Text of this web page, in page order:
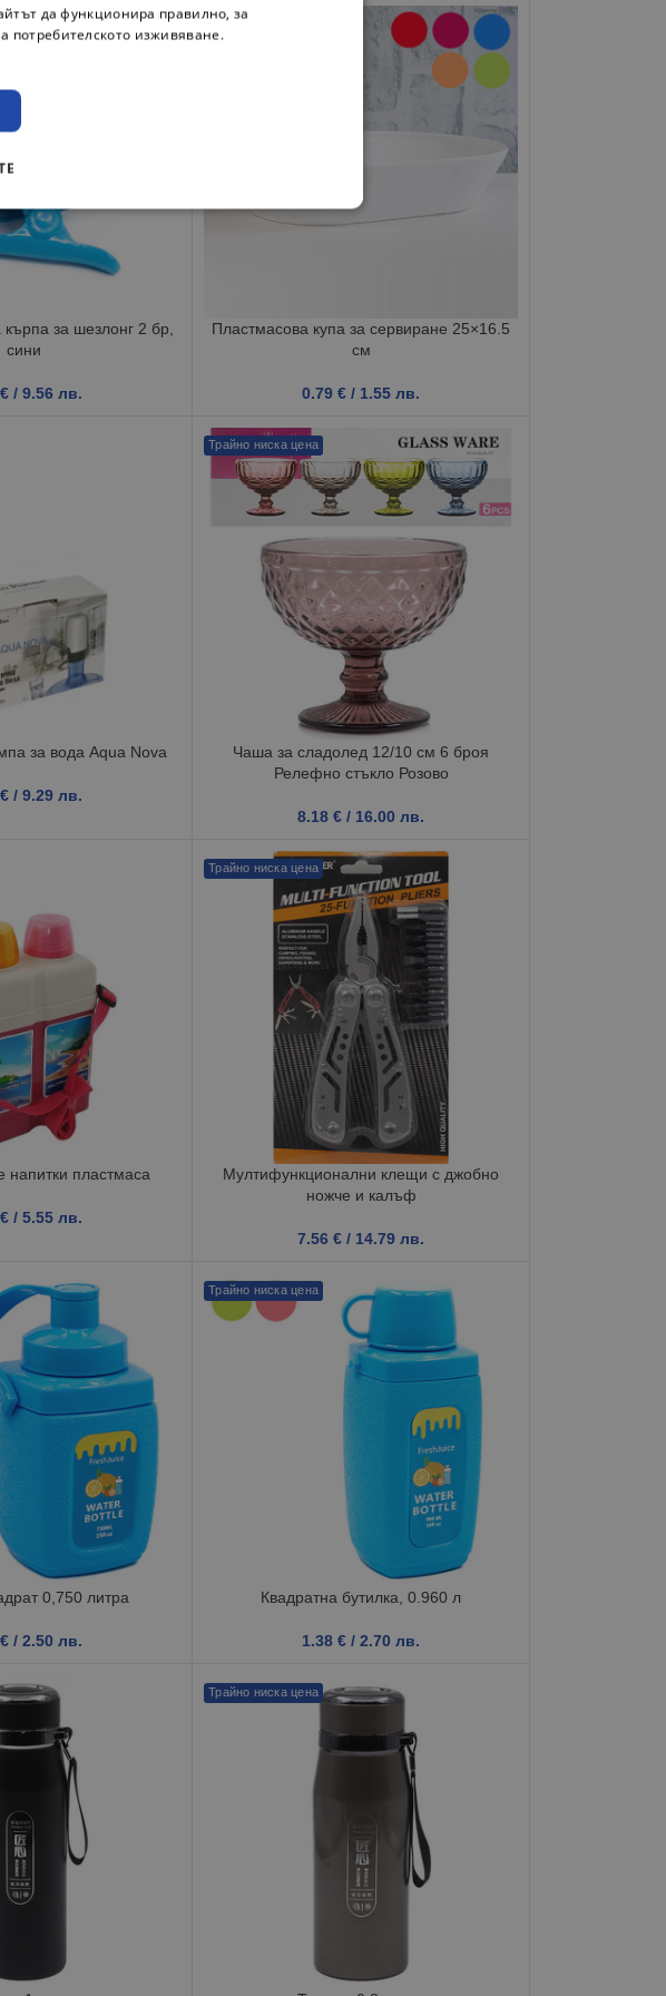
за шезлонг 2 бр,
сини
€ / 9.56 лв.
Пластмасова купа за сервиране 25×16.5
см
0.79€ / 1.55 лв.
за вода Aqua Nova
€ / 9.29 лв.
Трайно ниска цена
Чаша за сладолед 12/10 см 6 броя
Релефно стъкло Розово
8.18€ / 16.00 лв.
напитки пластмаса
€ / 5.55 лв.
Трайно ниска цена
Мултифункционални клещи с джобно
ножче и калъф
7.56€ / 14.79 лв.
0,750 литра
€ / 2.50 лв.
Трайно ниска цена
Квадратна бутилка, 0.960 л
1.38€ / 2.70 лв.
Трайно ниска цена
да функционира правилно, за
потребителското изживяване.